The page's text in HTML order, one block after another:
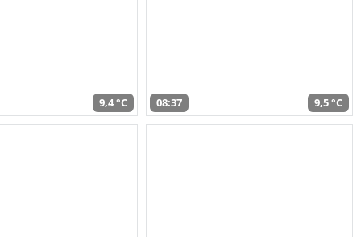
9,4 °C 08:37 9,5 °C